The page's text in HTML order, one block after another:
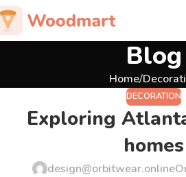
Blog
Home
DECORATION
Exploring
homes
design@orbitwear.online